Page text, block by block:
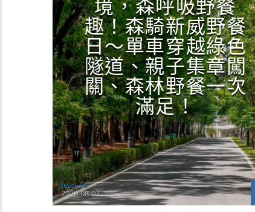
境，森呼吸野餐
趣！森騎新威野餐
日～單車穿越綠色
隧道、親子集章闖
關、森林野餐一次
滿足！
Jean-CS
2026-08-07